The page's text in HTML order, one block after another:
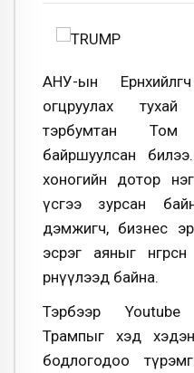
АНУ-ын
огцруулах тухай
тэрбумтан
байршуулсан
хоногийн дотор
үсгээ зурсан
дэмжигч, бизнес
эсрэг аяныг
өрнүүлээд байна.
Тэрбээр
Трампыг хэд хэдэн
бодлогодоо